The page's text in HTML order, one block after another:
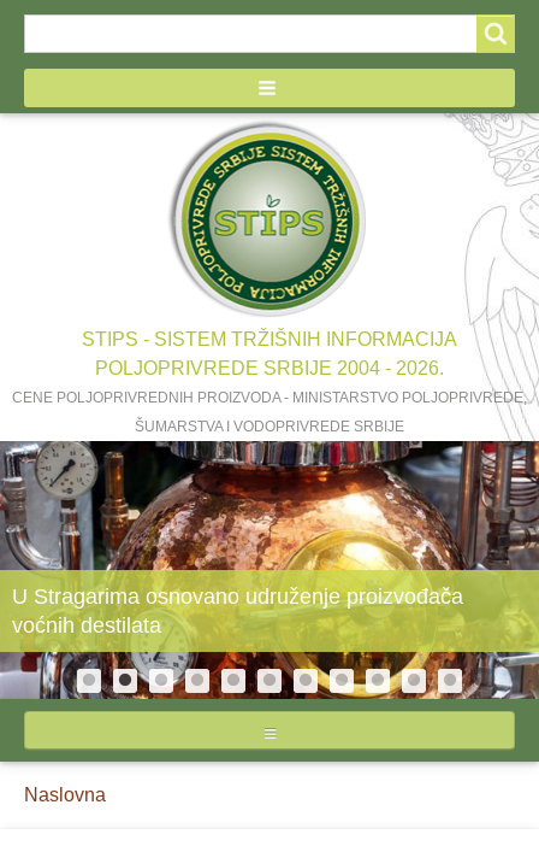
Search
form
STIPS - SISTEM TRŽIŠNIH INFORMACIJA
POLJOPRIVREDE SRBIJE 2004 - 2026.
CENE POLJOPRIVREDNIH PROIZVODA - MINISTARSTVO POLJOPRIVREDE,
ŠUMARSTVA I VODOPRIVREDE SRBIJE
U Stragarima osnovano udruženje proizvođača
voćnih destilata
NASLOVNA
Breadcrumbs
You
Naslovna